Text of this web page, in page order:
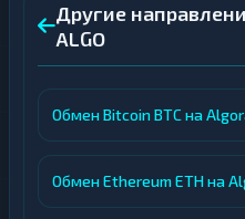
Другие
ALGO
Обмен Bitcoin BTC на
Обмен Ethereum ETH на